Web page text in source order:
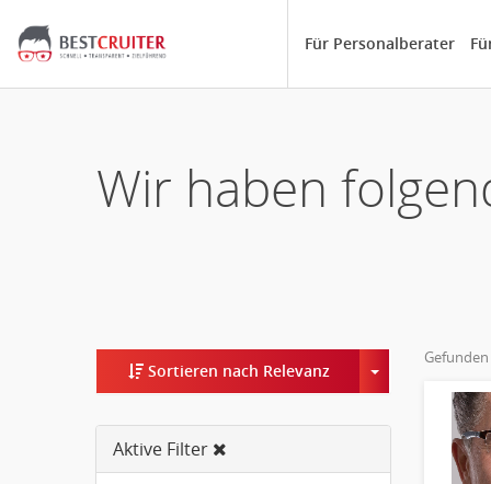
Für Personalberater
Wir haben
Sortieren nach Relevanz Toggle
Aktive Filter